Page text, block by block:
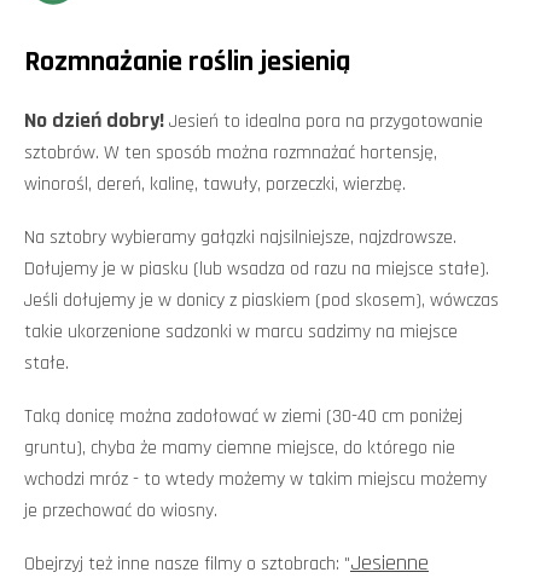
Rozmnażanie roślin jesienią
No dzień dobry!Jesień to idealna pora na przygotowanie
sztobrów. W ten sposób można rozmnażać hortensję,
winorośl, dereń, kalinę, tawuły, porzeczki, wierzbę.
Na sztobry wybieramy gałązki najsilniejsze, najzdrowsze.
Dołujemy je w piasku (lub wsadza od razu na miejsce stałe).
Jeśli dołujemy je w donicy z piaskiem (pod skosem), wówczas
takie ukorzenione sadzonki w marcu sadzimy na miejsce
stałe.
Taką donicę można zadołować w ziemi (30-40 cm poniżej
gruntu), chyba że mamy ciemne miejsce, do którego nie
wchodzi mróz - to wtedy możemy w takim miejscu możemy
je przechować do wiosny.
Obejrzyj też inne nasze filmy o sztobrach: "Jesienne